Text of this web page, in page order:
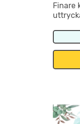
Finare